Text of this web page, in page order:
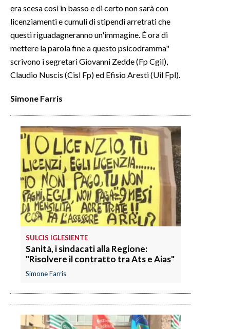
STORE
era scesa così in basso e di certo non sarà con
licenziamenti e cumuli di stipendi arretrati che
questi riguadagneranno un'immagine. È ora di
mettere la parola fine a questo psicodramma"
scrivono i segretari Giovanni Zedde (Fp Cgil),
Claudio Nuscis (Cisl Fp) ed Efisio Aresti (Uil Fpl).
Simone Farris
SULCIS IGLESIENTE
Sanità, i sindacati alla Regione:
"Risolvere il contratto tra Ats e Aias"
Simone Farris